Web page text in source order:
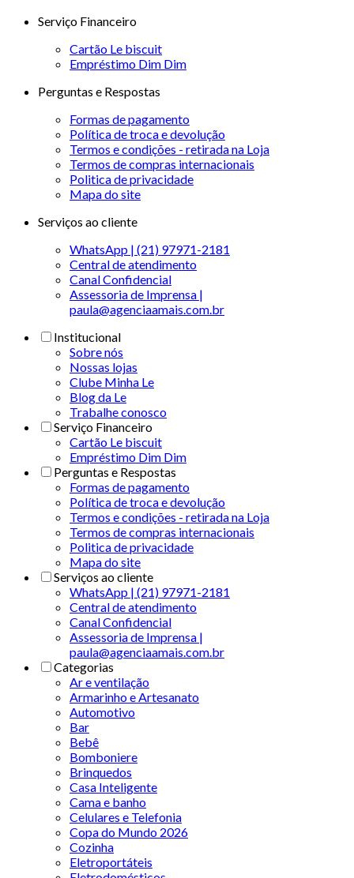
Serviço Financeiro
Cartão Le biscuit
Empréstimo Dim Dim
Perguntas e Respostas
Formas de pagamento
Política de troca e devolução
Termos e condições - retirada na Loja
Termos de compras internacionais
Politica de privacidade
Mapa do site
Serviços ao cliente
WhatsApp | (21) 97971-2181
Central de atendimento
Canal Confidencial
Assessoria de Imprensa |
paula@agenciaamais.com.br
Institucional
Sobre nós
Nossas lojas
Clube Minha Le
Blog da Le
Trabalhe conosco
Serviço Financeiro
Cartão Le biscuit
Empréstimo Dim Dim
Perguntas e Respostas
Formas de pagamento
Política de troca e devolução
Termos e condições - retirada na Loja
Termos de compras internacionais
Politica de privacidade
Mapa do site
Serviços ao cliente
WhatsApp | (21) 97971-2181
Central de atendimento
Canal Confidencial
Assessoria de Imprensa |
paula@agenciaamais.com.br
Categorias
Ar e ventilação
Armarinho e Artesanato
Automotivo
Bar
Bebê
Bomboniere
Brinquedos
Casa Inteligente
Cama e banho
Celulares e Telefonia
Copa do Mundo 2026
Cozinha
Eletroportáteis